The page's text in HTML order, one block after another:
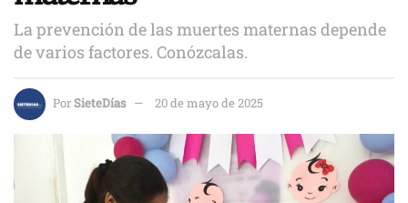
La prevención de las muertes maternas depende
de varios factores. Conózcalas.
PorSieteDías 20 de mayo de 2025